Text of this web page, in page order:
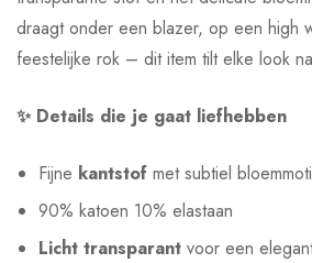
draagt onder een blazer, op een high
feestelijke rok – dit item tilt elke look
✨ Details die je gaat liefhebben
Fijne kantstof met subtiel
90% katoen 10% elastaan
Licht transparant voor een